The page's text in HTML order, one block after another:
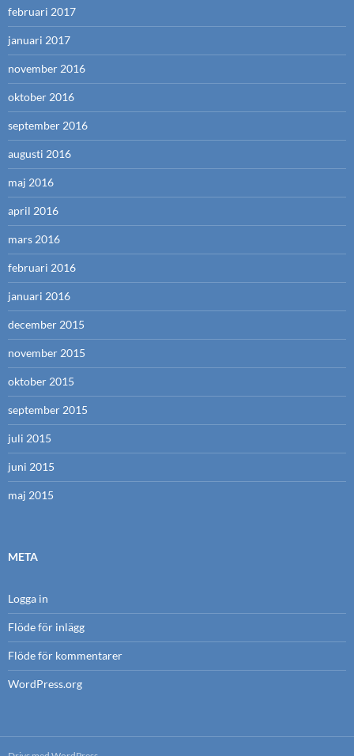
februari 2017
januari 2017
november 2016
oktober 2016
september 2016
augusti 2016
maj 2016
april 2016
mars 2016
februari 2016
januari 2016
december 2015
november 2015
oktober 2015
september 2015
juli 2015
juni 2015
maj 2015
META
Logga in
Flöde för inlägg
Flöde för kommentarer
WordPress.org